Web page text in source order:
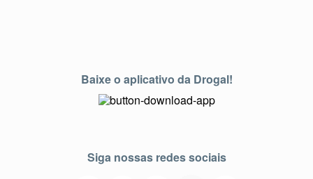
Baixe o aplicativo da Drogal!
Siga nossas redes sociais